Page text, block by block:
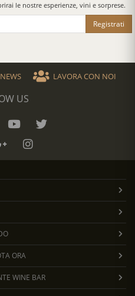
le nostre esperienze, vini e sorprese.
Registrati
NEWS LAVORA CON NOI
US
ORA
WINE BAR